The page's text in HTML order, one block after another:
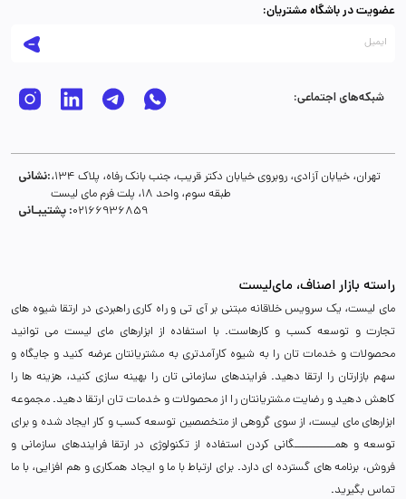
عضویت در باشگاه مشتریان:
شبکه‌های اجتماعی:
نشانی:تهران، خیابان آزادی، روبروی خیابان دکتر قریب، جنب بانک رفاه، پلاک 134،
طبقه سوم، واحد 18، پلت فرم مای لیست
پشتیبـانی :02166936859
راسته بازار اصناف، مای‌لیست
مای لیست، یک سرویس خلاقانه مبتنی بر آی تی و راه کاری راهبردی در ارتقا شیوه های
تجارت و توسعه کسب و کارهاست. با استفاده از ابزارهای مای لیست می توانید
محصولات و خدمات تان را به شیوه کارآمدتری به مشتریانتان عرضه کنید و جایگاه و
سهم بازارتان را ارتقا دهید. فرایندهای سازمانی تان را بهینه سازی کنید، هزینه ها را
کاهش دهید و رضایت مشتریانتان را از محصولات و خدمات تان ارتقا دهید. مجموعه
ابزارهای مای لیست، از سوی گروهی از متخصصین توسعه کسب و کار ایجاد شده و برای
توسعه و همـــــــــــگانی کردن استفاده از تکنولوژی در ارتقا فرایندهای سازمانی و
فروش، برنامه های گسترده ای دارد. برای ارتباط با ما و ایجاد همکاری و هم افزایی، با ما
تماس بگیرید.